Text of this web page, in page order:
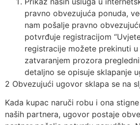
pravno obvezujuća ponuda,
nam pošalje pravno
potvrđuje registracijom
registracije možete prekinuti
zatvaranjem prozora
detaljno se opisuje sklapanje
2 Obvezujući ugovor sklapa se na
Kada kupac naruči robu i ona
naših partnera, ugovor postaje